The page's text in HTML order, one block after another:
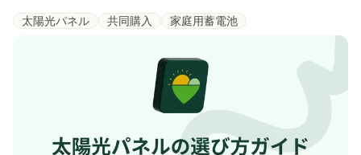
太陽光パネル
共同購入 家庭用蓄電池